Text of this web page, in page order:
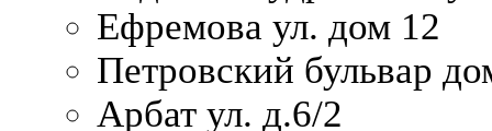
Ефремова ул. дом 12
Петровский бульвар
Арбат ул. д.6/2